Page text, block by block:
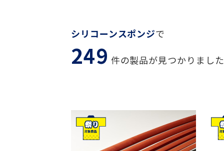
シリコーンスポンジで
249 件の製品が見つかりました